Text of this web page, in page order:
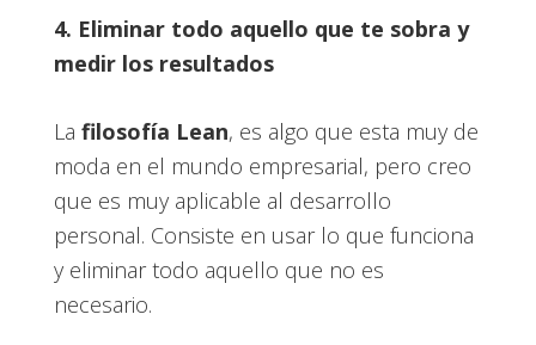
4. Eliminar todo aquello que te sobra y
medir los resultados
La filosofía Lean, es algo que esta muy de
moda en el mundo empresarial, pero creo
que es muy aplicable al desarrollo
personal. Consiste en usar lo que funciona
y eliminar todo aquello que no es
necesario.